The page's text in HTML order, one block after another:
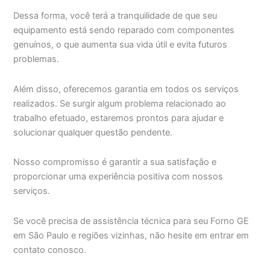
Dessa forma, você terá a tranquilidade de que seu
equipamento está sendo reparado com componentes
genuínos, o que aumenta sua vida útil e evita futuros
problemas.
Além disso, oferecemos garantia em todos os serviços
realizados. Se surgir algum problema relacionado ao
trabalho efetuado, estaremos prontos para ajudar e
solucionar qualquer questão pendente.
Nosso compromisso é garantir a sua satisfação e
proporcionar uma experiência positiva com nossos
serviços.
Se você precisa de assistência técnica para seu Forno GE
em São Paulo e regiões vizinhas, não hesite em entrar em
contato conosco.